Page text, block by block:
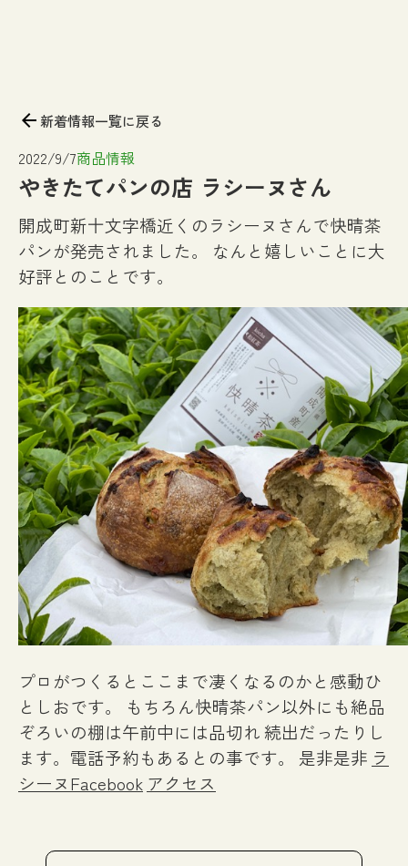
arrow_back新着情報一覧に戻る
2022/9/7商品情報
やきたてパンの店 ラシーヌさん
開成町新十文字橋近くのラシーヌさんで快晴茶
パンが発売されました。
なんと嬉しいことに大
好評とのことです。
プロがつくるとここまで凄くなるのかと感動ひ
としおです。
もちろん快晴茶パン以外にも絶品
ぞろいの棚は午前中には品切れ続出だったりし
ます。電話予約もあるとの事です。
是非是非 ラ
シーヌFacebook アクセス